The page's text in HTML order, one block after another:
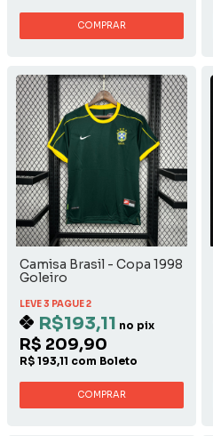
COMPRAR
Camisa Brasil - Copa 1998
Goleiro
LEVE 3 PAGUE 2
R$193,11 no pix
R$ 209,90
R$ 193,11 com Boleto
COMPRAR